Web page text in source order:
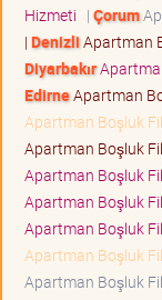
Hizmeti | Çorum
| DenizliApartman
Diyarbakır
EdirneApartman
Apartman Boşluk
Apartman Boşluk
Apartman Boşluk
Apartman Boşluk
Apartman Boşluk
Apartman Boşluk
Apartman Boşluk